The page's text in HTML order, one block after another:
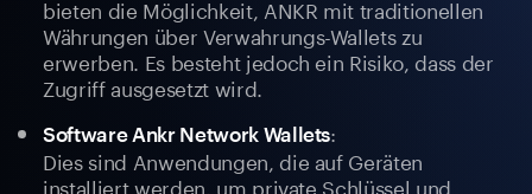
bieten die Möglichkeit, ANKR mit traditionellen
Währungen über Verwahrungs-Wallets zu
erwerben. Es besteht jedoch ein Risiko, dass der
Zugriff ausgesetzt wird.
Software Ankr Network Wallets:
Dies sind Anwendungen, die auf Geräten
installiert werden, um private Schlüssel und